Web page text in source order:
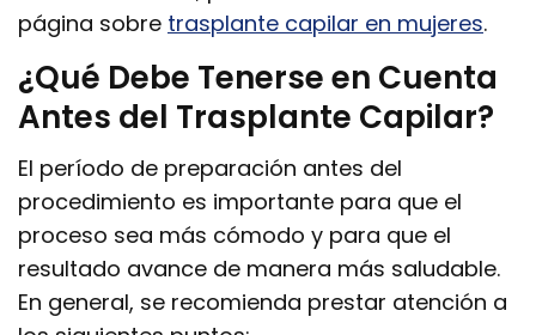
página sobre trasplante capilar en mujeres.
¿Qué Debe Tenerse en Cuenta
Antes del Trasplante Capilar?
El período de preparación antes del
procedimiento es importante para que el
proceso sea más cómodo y para que el
resultado avance de manera más saludable.
En general, se recomienda prestar atención a